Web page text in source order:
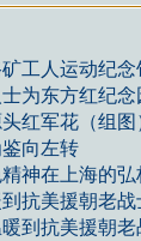
工人运动纪
为东方红纪念
红军花（组图
向左转
神在上海的弘
抗美援朝老战
到抗美援朝老